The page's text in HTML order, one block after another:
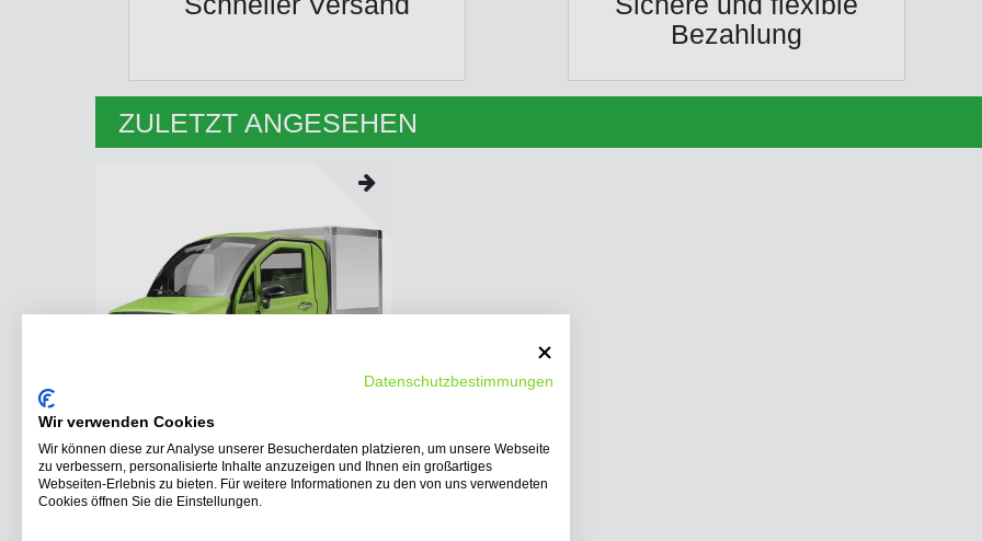
Bezahlung
ZULETZT ANGESEHEN
Kabinenroller LUQI EV600 Cargo Lieferwagen
120km Reichweite, 60 km/h, für 2 Person
Datenschutzbestimmungen
Wir verwenden Cookies
Wir können diese zur Analyse unserer Besucherdaten platzieren, um unsere Webseite
zu verbessern, personalisierte Inhalte anzuzeigen und Ihnen ein großartiges
Webseiten-Erlebnis zu bieten. Für weitere Informationen zu den von uns verwendeten
Cookies öffnen Sie die Einstellungen.